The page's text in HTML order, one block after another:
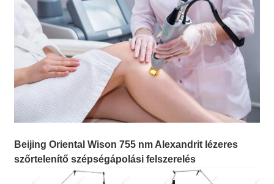
Beijing Oriental Wison 755 nm Alexandrit lézeres
szőrtelenítő szépségápolási felszerelés